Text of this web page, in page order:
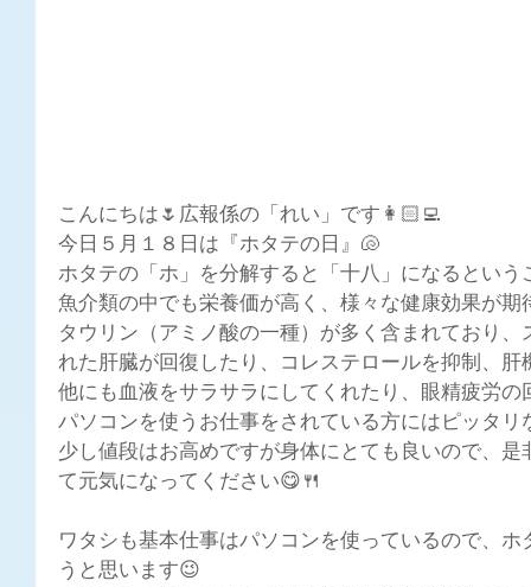
こんにちは🌷広報係の「れい」です👩🏻‍💻
今日５月１８日は『ホタテの日』🐚
ホタテの「ホ」を分解すると「十八」になるという
魚介類の中でも栄養価が高く、様々な健康効果が期
タウリン（アミノ酸の一種）が多く含まれており
れた肝臓が回復したり、コレステロールを抑制、肝
他にも血液をサラサラにしてくれたり、眼精疲労
パソコンを使うお仕事をされている方にはピッタリ
少し値段はお高めですが身体にとても良いので、
て元気になってください😋🍴
ワタシも基本仕事はパソコンを使っているので、
うと思います😉